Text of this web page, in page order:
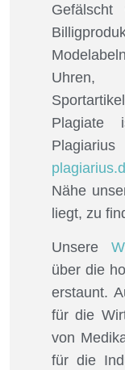
Uhren,
Plagiate
Nähe
liegt, zu
Unsere
über die
erstaunt.
für die
von
für die